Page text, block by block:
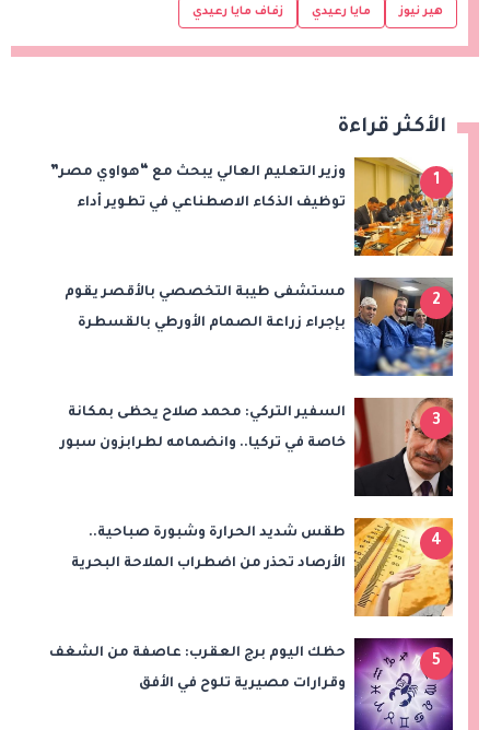
هير نيوز مايا رعيدي زفاف مايا رعيدي
الأكثر قراءة
1
وزير التعليم العالي يبحث مع “هواوي مصر”
توظيف الذكاء الاصطناعي في تطوير أداء
2
مستشفى طيبة التخصصي بالأقصر يقوم
بإجراء زراعة الصمام الأورطي بالقسطرة
3
السفير التركي: محمد صلاح يحظى بمكانة
خاصة في تركيا.. وانضمامه لطرابزون سبور
4
طقس شديد الحرارة وشبورة صباحية..
الأرصاد تحذر من اضطراب الملاحة البحرية
5
حظك اليوم برج العقرب: عاصفة من الشغف
وقرارات مصيرية تلوح في الأفق